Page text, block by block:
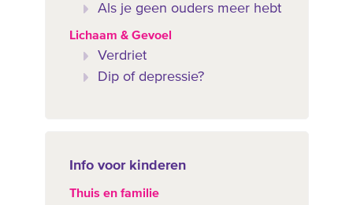
Als je geen ouders meer hebt
Lichaam & Gevoel
Verdriet
Dip of depressie?
Info voor kinderen
Thuis en familie